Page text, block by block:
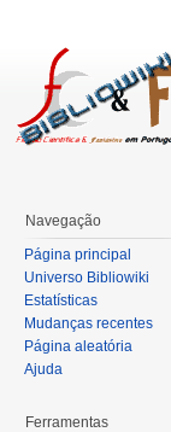
Navegação
Página principal
Universo Bibliowiki
Estatísticas
Mudanças recentes
Página aleatória
Ajuda
Ferramentas